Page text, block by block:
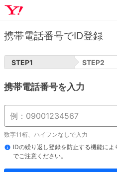
携帯電話番号でID登録
STEP1 STEP2
携帯電話番号を入力
数字11桁、ハイフンなしで入力
IDの繰り返し登録を防止する機能に
でご注意ください。